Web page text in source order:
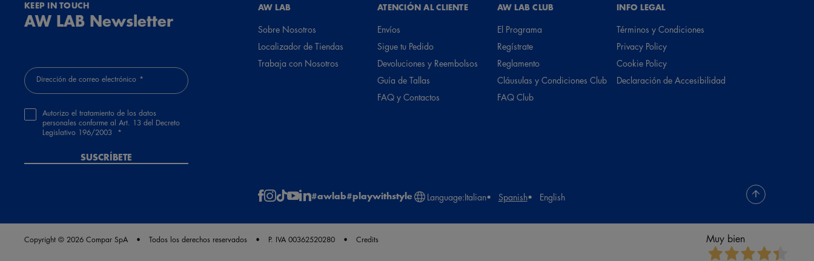
KEEP IN TOUCH
AW LAB Newsletter
Dirección de correo electrónico
Autorizo el tratamiento de los datos
personales conforme al Art. 13 del Decreto
Legislativo 196/2003
SUSCRÍBETE
AW LAB
Sobre Nosotros
Localizador de Tiendas
Trabaja con Nosotros
ATENCIÓN AL CLIENTE
Envíos
Sigue tu Pedido
Devoluciones y Reembolsos
Guía de Tallas
FAQ y Contactos
AW LAB CLUB
El Programa
Regístrate
Reglamento
Cláusulas y Condiciones Club
FAQ Club
INFO LEGAL
Términos y Condiciones
Privacy Policy
Cookie Policy
Declaración de Accesibilidad
#awlab#playwithstyle Language:Italian Spanish English
Copyright © 2026 Compar SpA Todos los derechos reservados P. IVA 00362520280 Credits Muy bien